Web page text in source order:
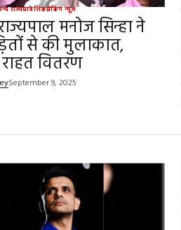
राज्यप्रादेशिकब्रेकिंग न्यूज़
मनोज सिन्हा ने
से की मुलाकात,
वितरण
September 9, 2025